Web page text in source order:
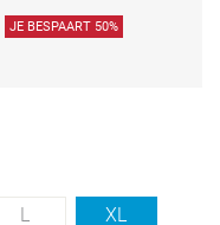
JE BESPAART 50%
L XL